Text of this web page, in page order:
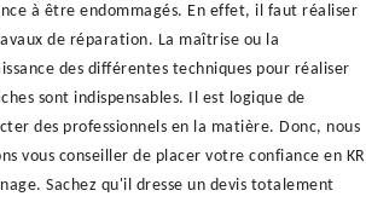
à être endommagés. En effet, il faut réaliser
de réparation. La maîtrise ou la
des différentes techniques pour réaliser
sont indispensables. Il est logique de
des professionnels en la matière. Donc, nous
vous conseiller de placer votre confiance en KR
Sachez qu'il dresse un devis totalement